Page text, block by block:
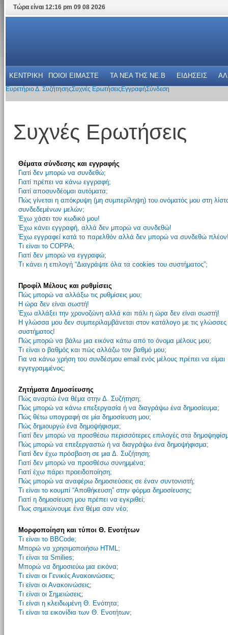
Τώρα είναι 12:16 pm 09 08 2026
ΚΕΝΤΡΙΚΗ ΠΟΙΟΙ ΕΙΜΑΣΤΕ ΤΑ ΝΕΑ THΣ NE.B ΕΙΔΗΣΕΙΣ
Ευρετήριο Δ. ΣυζήτησηςΣυχνές Ερωτήσεις ΕγγραφήΣύνδεση
Συχνές Ερωτήσεις
Θέματα σύνδεσης και εγγραφής
Γιατί δεν μπορώ να συνδεθώ;
Γιατί πρέπει να κάνω εγγραφή;
Γιατί αποσυνδέομαι αυτόματα;
Πώς γίνεται η απόκρυψη (μη συμπερίληψη) του ονόματός μου στη
συνδεδεμένων μελών;
Έχω χάσει τον κωδικό μου!
Έχω κάνει εγγραφή, αλλά δεν μπορώ να συνδεθώ!
Έχω εγγραφεί κατά το παρελθόν αλλά δεν μπορώ να συνδεθώ
Τι είναι το COPPA;
Γιατί δεν μπορώ να εγγραφώ;
Τι κάνει η επιλογή “Διαγράψτε όλα τα cookies του συστήματος”;
Προφίλ Μέλους και ρυθμίσεις
Πώς μπορώ να αλλάξω τις ρυθμίσεις μου;
Η ώρα δεν είναι σωστή!
Έχω αλλάξει την χρονοζώνη αλλά και πάλι η ώρα δεν είναι σωστή!
Η γλώσσα μου δεν συμπεριλαμβάνεται στον κατάλογο με τις γλώσσες
συστήματος!
Πώς μπορώ να βάλω μια εικόνα κάτω από το όνομα μέλους μου;
Τι είναι ο βαθμός και πώς αλλάζω τον βαθμό μου;
Για να κάνω χρήση του συνδέσμου email ενός μέλους πρέπει να είμαι
εγγεγραμμένος;
Ζητήματα Δημοσίευσης
Πώς αναρτώ ένα θέμα στην Δ. Συζήτηση;
Πώς μπορώ να κάνω επεξεργασία ή να διαγράψω ένα δημοσίευμα;
Πώς θέτω υπογραφή σε μία δημοσίευση μου;
Πώς δημιουργώ ένα δημοψήφισμα;
Γιατί δεν μπορώ να προσθέσω περισσότερες επιλογές στα
Πώς μπορώ να επεξεργαστώ ή να διαγράψω ένα δημοψήφισμα;
Γιατί δεν έχω πρόσβαση σε μια Δ. Συζήτηση;
Γιατί δεν μπορώ να προσθέσω συνημμένα;
Γιατί έχω πάρει προειδοποίηση;
Πώς μπορώ να αναφέρω δημοσιεύσεις σε έναν συντονιστή;
Τι είναι το κουμπί “Αποθήκευση” στην φόρμα δημοσίευσης;
Γιατί η δημοσίευση μου πρέπει να εγκριθεί;
Πως σημειώνουμε ένα θέμα σαν νέο;
Μορφοποίηση και τύποι Θ. Ενοτήτων
Τι είναι το BBCode;
Μπορώ να χρησιμοποιήσω HTML;
Τι είναι τα Smilies;
Μπορώ να δημοσιεύω μια εικόνα;
Τι είναι οι Γενικές Ανακοινώσεις;
Τι είναι οι Ανακοινώσεις;
Τι είναι οι Σημειώσεις;
Τι είναι η κλειδωμένη Θ. Ενότητα;
Τι είναι τα εικονίδια των Θ. Ενοτήτων;